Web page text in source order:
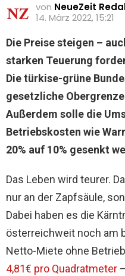
von NeueZeit
14. März 2022, 15:21
Die Preise steigen –
starken Teuerung
Die türkise-grüne
gesetzliche
Außerdem solle die
Betriebskosten wie
20% auf 10% gesenkt
Das Leben wird teurer.
nur an der Zapfsäule,
Dabei haben es die
österreichweit noch am
Netto-Miete ohne
4,81€ pro Quadratmeter